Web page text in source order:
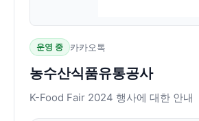
운영 중 카카오톡
농수산식품유통공사
K-Food Fair 2024 행사에 대한 안내